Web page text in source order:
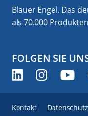
Blauer Engel. Das
als 70.000
FOLGEN SIE
Kontakt Datenschutz